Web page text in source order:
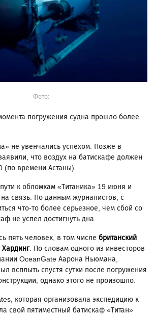
Фото:
погружения судна прошло более
не увенчались успехом. Позже в
что воздух на батискафе должен
(по времени Астаны).
к обломкам «Титаника» 19 июня и
связь. По данным журналистов, с
что-то более серьезное, чем сбой со
не успел достигнуть дна.
пять человек, в том числе британский
. По словам одного из инвесторов
OceanGate Аарона Ньюмана,
всплыть спустя сутки после погружения
однако этого не произошло.
которая организовала экспедицию к
свой пятиместный батискаф «Титан»